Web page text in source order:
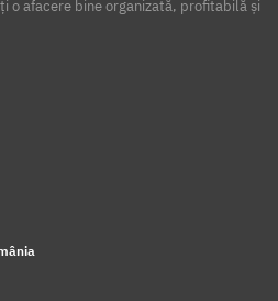
o afacere bine organizată, profitabilă și